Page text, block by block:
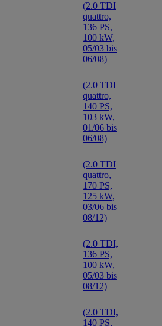
(2.0 TDI
quattro,
136 PS,
100 kW,
05/03 bis
06/08)
(2.0 TDI
quattro,
140 PS,
103 kW,
01/06 bis
06/08)
(2.0 TDI
quattro,
170 PS,
125 kW,
03/06 bis
08/12)
(2.0 TDI,
136 PS,
100 kW,
05/03 bis
08/12)
(2.0 TDI,
140 PS,